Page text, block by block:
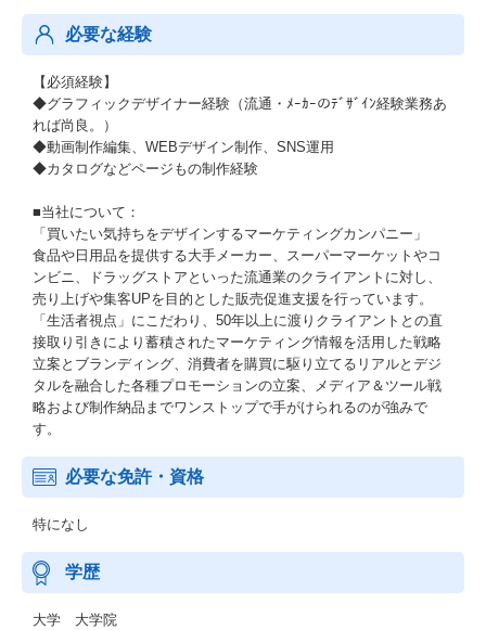
必要な経験
【必須経験】
◆グラフィックデザイナー経験（流通・ﾒｰｶｰのﾃﾞｻﾞｲﾝ経験業務あ
れば尚良。）
◆動画制作編集、WEBデザイン制作、SNS運用
◆カタログなどページもの制作経験
■当社について：
「買いたい気持ちをデザインするマーケティングカンパニー」
食品や日用品を提供する大手メーカー、スーパーマーケットやコ
ンビニ、ドラッグストアといった流通業のクライアントに対し、
売り上げや集客UPを目的とした販売促進支援を行っています。
「生活者視点」にこだわり、50年以上に渡りクライアントとの直
接取り引きにより蓄積されたマーケティング情報を活用した戦略
立案とブランディング、消費者を購買に駆り立てるリアルとデジ
タルを融合した各種プロモーションの立案、メディア＆ツール戦
略および制作納品までワンストップで手がけられるのが強みで
す。
必要な免許・資格
特になし
学歴
大学 大学院